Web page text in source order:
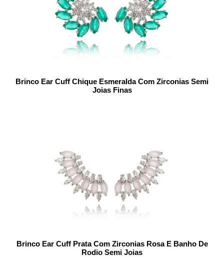
Brinco Ear Cuff Chique Esmeralda Com Zirconias Semi
Joias Finas
Brinco Ear Cuff Prata Com Zirconias Rosa E Banho De
Rodio Semi Joias